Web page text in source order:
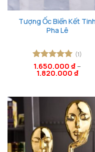
Tượng Ốc Biển Kết Tinh
Pha Lê
Được xếp
hạng55
(1)
1.650.000 ₫ –
1.820.000 ₫